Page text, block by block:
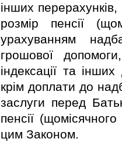
iнших перерахункiв,
розмiр пенсiї
урахуванням
грошової
iндексацiї та iнших
крiм доплати до
заслуги перед
пенсiї
цим Законом.